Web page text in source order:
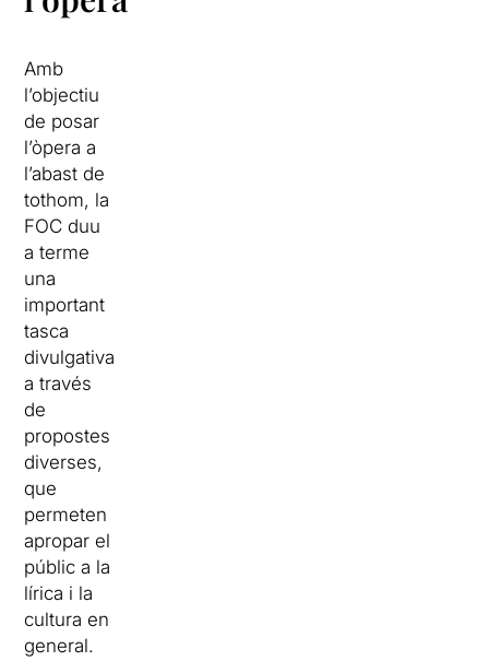
Amb
l’objectiu
de posar
l’òpera a
l’abast de
tothom, la
FOC duu
a terme
una
important
tasca
divulgativa
a través
de
propostes
diverses,
que
permeten
apropar el
públic a la
lírica i la
cultura en
general.